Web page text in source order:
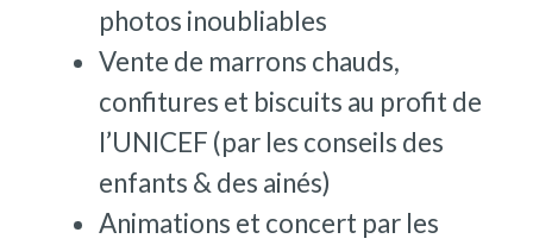
photos inoubliables
Vente de marrons chauds,
confitures et biscuits au profit de
l’UNICEF (par les conseils des
enfants & des ainés)
Animations et concert par les